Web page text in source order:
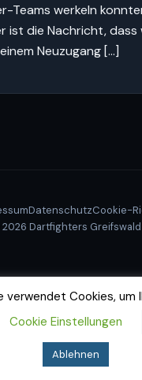
Teams werkeln
ist die Nachricht, dass
Neuzugang […]
DatenschutzCookie-
Dartfighters Greifswald
verwendet Cookies, um
Cookie Einstellungen
Ablehnen